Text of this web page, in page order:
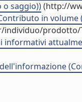
o saggio))(http://
in volume
prodotto/
informativi